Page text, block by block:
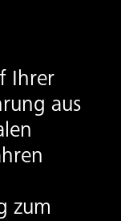
Ihrer
aus
zum